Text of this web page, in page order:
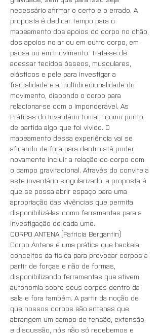
necessário afirmar o certo e o errado. A
proposta é dedicar tempo para o
mapeamento dos apoios do corpo no chão,
dos apoios no ar ou em outro corpo, em
pausa ou em movimento. Trata-se de
acessar tecidos ósseos, musculares,
elásticos e pele para investigar a
fractalidade e a multidirecionalidade do
movimento, dispondo o corpo para
relacionar-se com o imponderável. As
Práticas do Inventário tomam como ponto
de partida algo que foi vivido. O
mapeamento dessa experiência vai se
afinando de fora para dentro até poder
novamente incluir a relação do corpo com
o campo gravitacional. Através do convite a
este inventário singularizado, a proposta é
que se possa abrir espaço para uma
apropriação das vivências que permita
disponibilizá-las como ferramentas para a
investigação de cada ume.
CORPO ANTENA (Patricia Bergantin)
Corpo Antena é uma prática que hackeia
conceitos da física para provocar corpos a
partir de forças e não de formas,
disponibilizando ferramentas que ativem
autonomia sobre seus corpos dentro da
sala e fora também. A partir da noção de
que nossos corpos são antenas que
abrangem um campo de tensão, extensão
e discussão, nós não só recebemos e